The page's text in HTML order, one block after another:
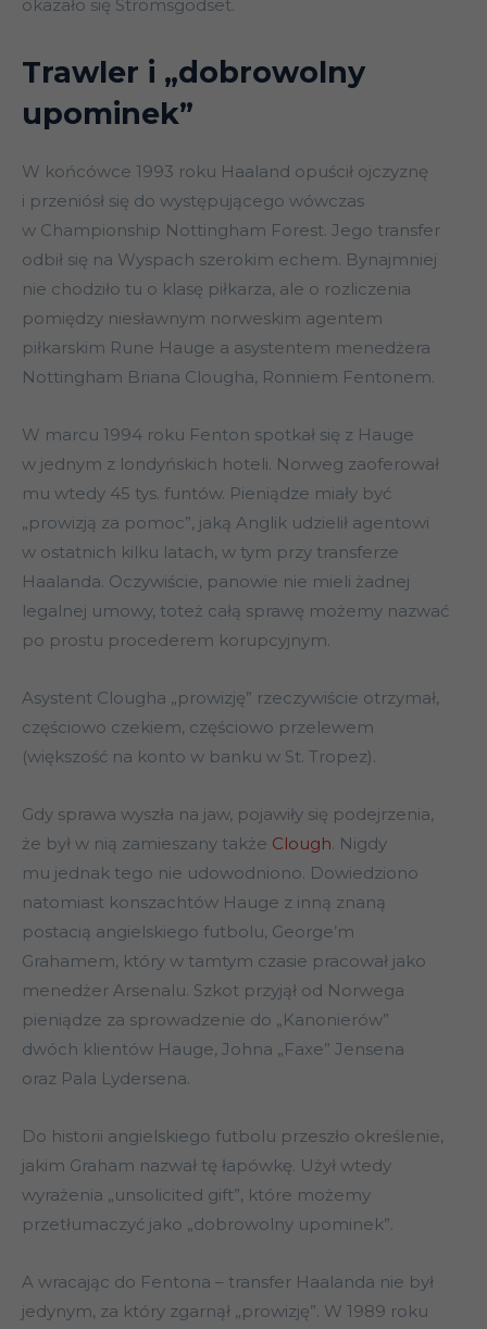
okazało się Stromsgodset.
Trawler i „dobrowolny
upominek”
W końcówce 1993 roku Haaland opuścił ojczyznę
i przeniósł się do występującego wówczas
w Championship Nottingham Forest. Jego transfer
odbił się na Wyspach szerokim echem. Bynajmniej
nie chodziło tu o klasę piłkarza, ale o rozliczenia
pomiędzy niesławnym norweskim agentem
piłkarskim Rune Hauge a asystentem menedżera
Nottingham Briana Clougha, Ronniem Fentonem.
W marcu 1994 roku Fenton spotkał się z Hauge
w jednym z londyńskich hoteli. Norweg zaoferował
mu wtedy 45 tys. funtów. Pieniądze miały być
„prowizją za pomoc”, jaką Anglik udzielił agentowi
w ostatnich kilku latach, w tym przy transferze
Haalanda. Oczywiście, panowie nie mieli żadnej
legalnej umowy, toteż całą sprawę możemy nazwać
po prostu procederem korupcyjnym.
Asystent Clougha „prowizję” rzeczywiście otrzymał,
częściowo czekiem, częściowo przelewem
(większość na konto w banku w St. Tropez).
Gdy sprawa wyszła na jaw, pojawiły się podejrzenia,
że był w nią zamieszany także Clough. Nigdy
mu jednak tego nie udowodniono. Dowiedziono
natomiast konszachtów Hauge z inną znaną
postacią angielskiego futbolu, George’m
Grahamem, który w tamtym czasie pracował jako
menedżer Arsenalu. Szkot przyjął od Norwega
pieniądze za sprowadzenie do „Kanonierów”
dwóch klientów Hauge, Johna „Faxe” Jensena
oraz Pala Lydersena.
Do historii angielskiego futbolu przeszło określenie,
jakim Graham nazwał tę łapówkę. Użył wtedy
wyrażenia „unsolicited gift”, które możemy
przetłumaczyć jako „dobrowolny upominek”.
A wracając do Fentona – transfer Haalanda nie był
jedynym, za który zgarnął „prowizję”. W 1989 roku